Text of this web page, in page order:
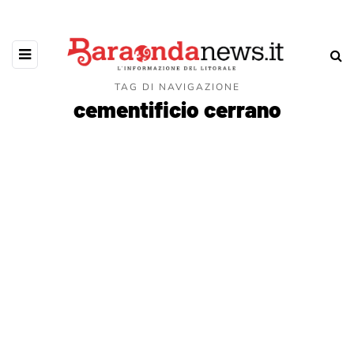
TAG DI NAVIGAZIONE
cementificio cerrano